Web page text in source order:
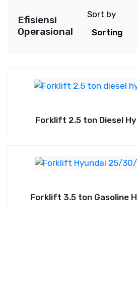
Efisiensi
Operasional
Sort by
Forklift 2.5 ton Diesel
Forklift 3.5 ton Gasoline